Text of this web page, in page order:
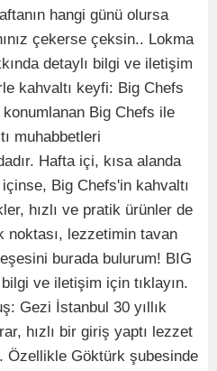
hangi günü olursa
çekerse çeksin.. Lokma
detaylı bilgi ve iletişim
kahvaltı keyfi: Big Chefs
Big Chefs ile
muhabbetleri
Hafta içi, kısa alanda
Big Chefs'in kahvaltı
hızlı ve pratik ürünler de
noktası, lezzetimin tavan
burada bulurum! BIG
ve iletişim için tıklayın.
Gezi İstanbul 30 yıllık
hızlı bir giriş yaptı lezzet
Özellikle Göktürk şubesinde